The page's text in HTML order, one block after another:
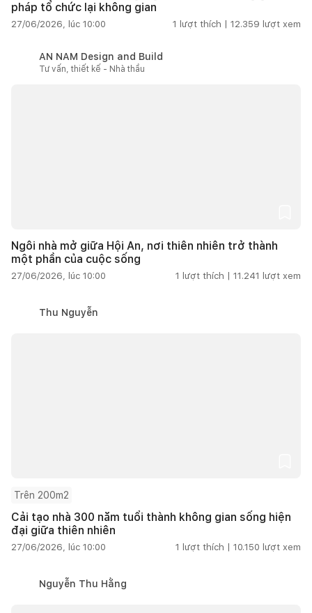
pháp tổ chức lại không gian
27/06/2026, lúc 10:00 1 lượt thích | 12.359 lượt xem
AN NAM Design and Build
Tư vấn, thiết kế - Nhà thầu
Ngôi nhà mở giữa Hội An, nơi thiên nhiên trở thành
một phần của cuộc sống
27/06/2026, lúc 10:00 1 lượt thích | 11.241 lượt xem
Thu Nguyễn
Trên 200m2
Cải tạo nhà 300 năm tuổi thành không gian sống hiện
đại giữa thiên nhiên
27/06/2026, lúc 10:00 1 lượt thích | 10.150 lượt xem
Nguyễn Thu Hằng